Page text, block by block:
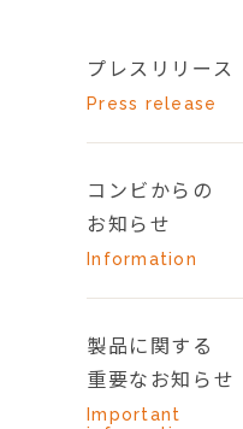
プレスリリース
Press release
コンビからの
お知らせ
Information
製品に関する
重要なお知らせ
Important